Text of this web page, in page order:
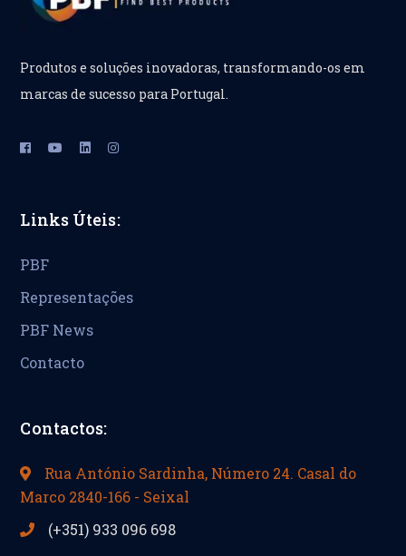
Produtos e soluções inovadoras, transformando-os em
marcas de sucesso para Portugal.
Links Úteis:
PBF
Representações
PBF News
Contacto
Contactos:
Rua António Sardinha, Número 24. Casal do
Marco 2840-166 - Seixal
(+351) 933 096 698